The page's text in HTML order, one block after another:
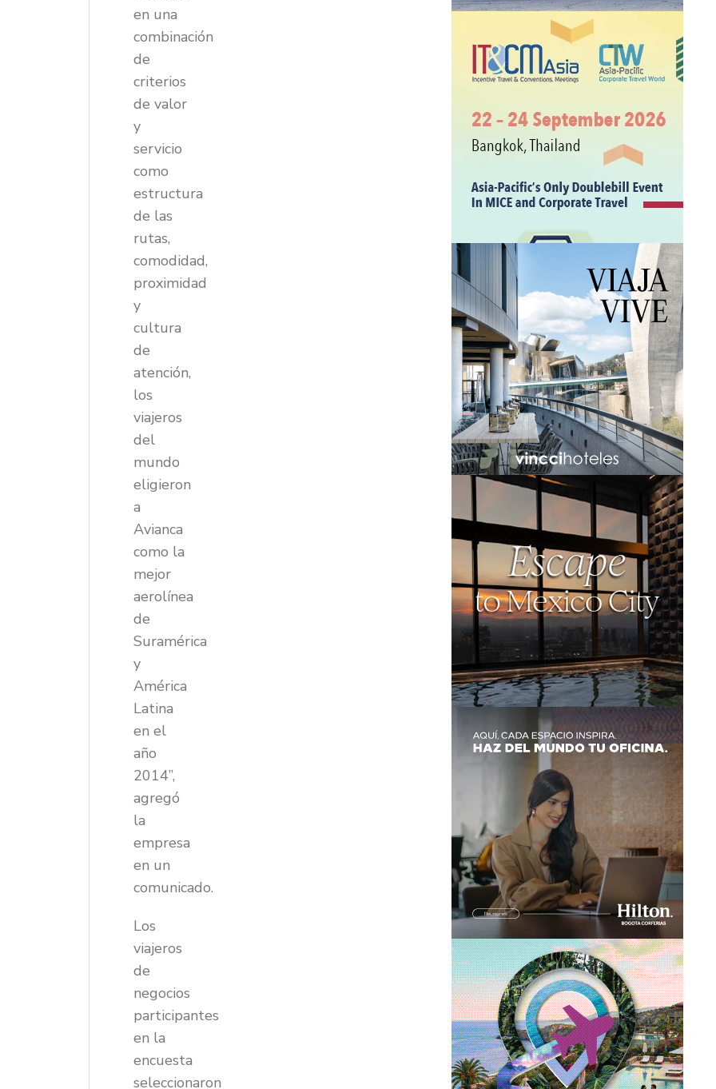
en una
combinación
de
criterios
de valor
y
servicio
como
estructura
de las
rutas,
comodidad,
proximidad
y
cultura
de
atención,
los
viajeros
del
mundo
eligieron
a
Avianca
como la
mejor
aerolínea
de
Suramérica
y
América
Latina
en el
año
2014”,
agregó
la
empresa
en un
comunicado.
Los
viajeros
de
negocios
participantes
en la
encuesta
seleccionaron